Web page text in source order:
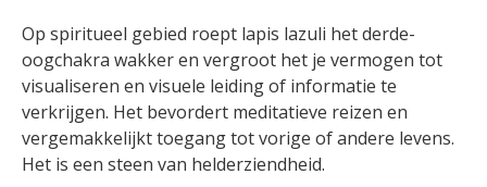
Op spiritueel gebied roept lapis lazuli het derde-
oogchakra wakker en vergroot het je vermogen tot
visualiseren en visuele leiding of informatie te
verkrijgen. Het bevordert meditatieve reizen en
vergemakkelijkt toegang tot vorige of andere levens.
Het is een steen van helderziendheid.